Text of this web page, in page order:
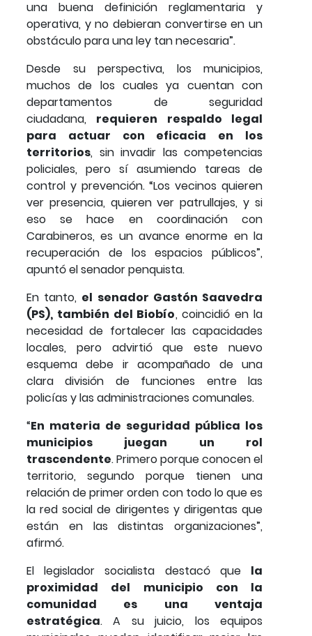
una buena definición reglamentaria y
operativa, y no debieran convertirse en un
obstáculo para una ley tan necesaria”.
Desde su perspectiva, los municipios,
muchos de los cuales ya cuentan con
departamentos de seguridad
ciudadana, requieren respaldo legal
para actuar con eficacia en los
territorios, sin invadir las competencias
policiales, pero sí asumiendo tareas de
control y prevención. “Los vecinos quieren
ver presencia, quieren ver patrullajes, y si
eso se hace en coordinación con
Carabineros, es un avance enorme en la
recuperación de los espacios públicos”,
apuntó el senador penquista.
En tanto, el senador Gastón Saavedra
(PS), también del Biobío, coincidió en la
necesidad de fortalecer las capacidades
locales, pero advirtió que este nuevo
esquema debe ir acompañado de una
clara división de funciones entre las
policías y las administraciones comunales.
“En materia de seguridad pública los
municipios juegan un rol
trascendente. Primero porque conocen el
territorio, segundo porque tienen una
relación de primer orden con todo lo que es
la red social de dirigentes y dirigentas que
están en las distintas organizaciones”,
afirmó.
El legislador socialista destacó que la
proximidad del municipio con la
comunidad es una ventaja
estratégica. A su juicio, los equipos